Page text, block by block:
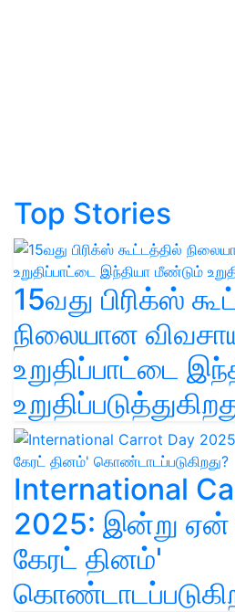
Top Stories
15வது பிரிக்ஸ்
நிலையான
உறுதிப்பாட்டை
International
2025: இன்று ஏன்
கேரட் தினம்'